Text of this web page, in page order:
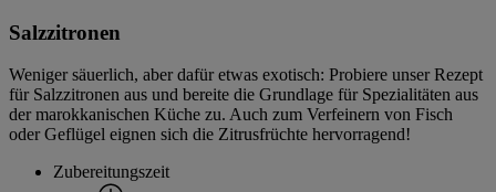
Salzzitronen
Weniger säuerlich, aber dafür etwas exotisch: Probiere unser Rezept
für Salzzitronen aus und bereite die Grundlage für Spezialitäten aus
der marokkanischen Küche zu. Auch zum Verfeinern von Fisch
oder Geflügel eignen sich die Zitrusfrüchte hervorragend!
Zubereitungszeit